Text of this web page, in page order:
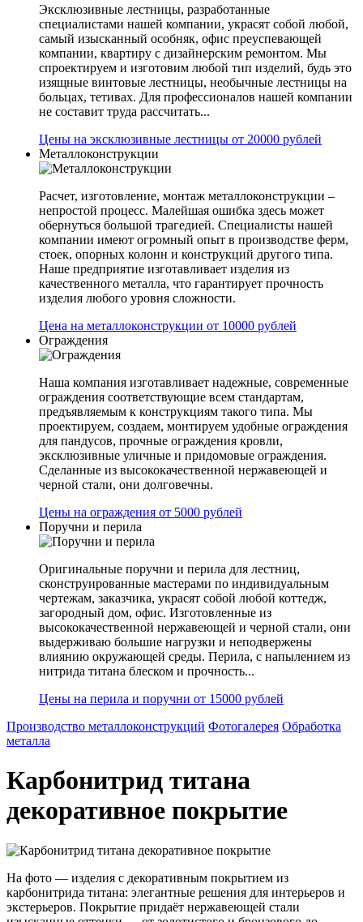
Эксклюзивные лестницы, разработанные
специалистами нашей компании, украсят собой любой,
самый изысканный особняк, офис преуспевающей
компании, квартиру с дизайнерским ремонтом. Мы
спроектируем и изготовим любой тип изделий, будь это
изящные винтовые лестницы, необычные лестницы на
больцах, тетивах. Для профессионалов нашей компании
не составит труда рассчитать...
Цены на эксклюзивные лестницы от 20000 рублей
Металлоконструкции
Расчет, изготовление, монтаж металлоконструкции –
непростой процесс. Малейшая ошибка здесь может
обернуться большой трагедией. Специалисты нашей
компании имеют огромный опыт в производстве ферм,
стоек, опорных колонн и конструкций другого типа.
Наше предприятие изготавливает изделия из
качественного металла, что гарантирует прочность
изделия любого уровня сложности.
Цена на металлоконструкции от 10000 рублей
Ограждения
Наша компания изготавливает надежные, современные
ограждения соответствующие всем стандартам,
предъявляемым к конструкциям такого типа. Мы
проектируем, создаем, монтируем удобные ограждения
для пандусов, прочные ограждения кровли,
эксклюзивные уличные и придомовые ограждения.
Сделанные из высококачественной нержавеющей и
черной стали, они долговечны.
Цены на ограждения от 5000 рублей
Поручни и перила
Оригинальные поручни и перила для лестниц,
сконструированные мастерами по индивидуальным
чертежам, заказчика, украсят собой любой коттедж,
загородный дом, офис. Изготовленные из
высококачественной нержавеющей и черной стали, они
выдерживаю большие нагрузки и неподвержены
влиянию окружающей среды. Перила, с напылением из
нитрида титана блеском и прочность...
Цены на перила и поручни от 15000 рублей
Производство металлоконструкций Фотогалерея Обработка
металла
Карбонитрид титана
декоративное покрытие
На фото — изделия с декоративным покрытием из
карбонитрида титана: элегантные решения для интерьеров и
экстерьеров. Покрытие придаёт нержавеющей стали